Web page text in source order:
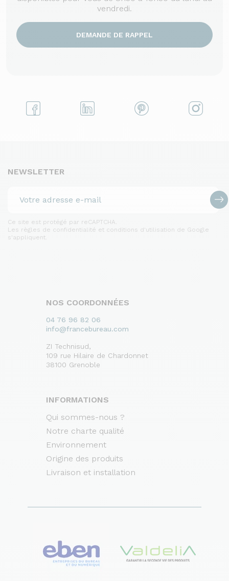
vendredi.
DEMANDE DE RAPPEL
NEWSLETTER
Ce site est protégé par reCAPTCHA.
Les règles de confidentialité et conditions d'utilisation de Google
s'appliquent.
NOS COORDONNÉES
04 76 96 82 06
info@francebureau.com
ZI Technisud,
109 rue Hilaire de Chardonnet
38100 Grenoble
INFORMATIONS
Qui sommes-nous ?
Notre charte qualité
Environnement
Origine des produits
Livraison et installation